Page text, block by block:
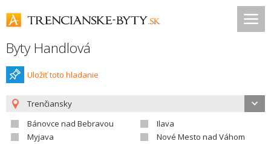
Byty Handlová
Uložiť toto hladanie
Trenčiansky
Bánovce nad Bebravou
Ilava
Myjava
Nové Mesto nad Váhom